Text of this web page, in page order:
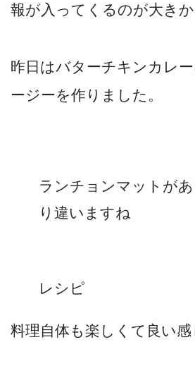
報が入ってくるのが大きか
昨日はバターチキンカレ
ージーを作りました。
ランチョンマットが
り違いますね
レシピ
料理自体も楽しくて良い感